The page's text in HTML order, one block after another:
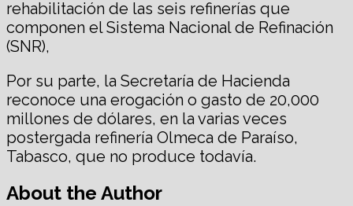
rehabilitación de las seis refinerías que
componen el Sistema Nacional de Refinación
(SNR),
Por su parte, la Secretaría de Hacienda
reconoce una erogación o gasto de 20,000
millones de dólares, en la varias veces
postergada refinería Olmeca de Paraíso,
Tabasco, que no produce todavía.
About the Author